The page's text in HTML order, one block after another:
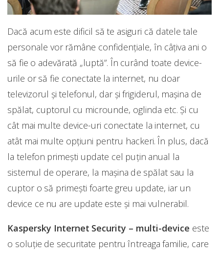
Dacă acum este dificil să te asiguri că datele tale
personale vor rămâne confidențiale, în câțiva ani o
să fie o adevărată „luptă”. În curând toate device-
urile or să fie conectate la internet, nu doar
televizorul și telefonul, dar și frigiderul, mașina de
spălat, cuptorul cu microunde, oglinda etc. Și cu
cât mai multe device-uri conectate la internet, cu
atât mai multe opțiuni pentru hackeri. În plus, dacă
la telefon primești update cel puțin anual la
sistemul de operare, la mașina de spălat sau la
cuptor o să primești foarte greu update, iar un
device ce nu are update este și mai vulnerabil.
Kaspersky Internet Security – multi-device este
o soluție de securitate pentru întreaga familie, care